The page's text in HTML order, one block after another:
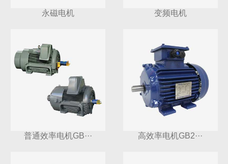
永磁电机 变频电机
普通效率电机GB··· 高效率电机GB2···